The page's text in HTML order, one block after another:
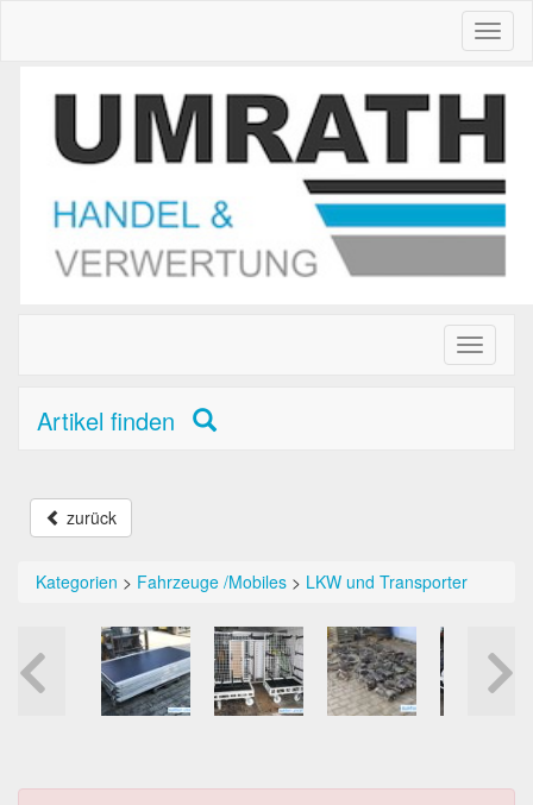
Toggle
primary
Artikel finden
zurück
Kategorien > Fahrzeuge /Mobiles > LKW und Transporter